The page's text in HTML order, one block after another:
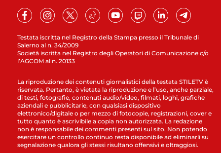
Testata iscritta nel Registro della Stampa presso il Tribunale di
Salerno al n. 34/2009
Società iscritta nel Registro degli Operatori di Comunicazione c/o
l’AGCOM al n. 20133
La riproduzione dei contenuti giornalistici della testata STILETV è
riservata. Pertanto, è vietata la riproduzione e l’uso, anche parziale,
di testi, fotografie, contenuti audio/video, filmati, loghi, grafiche
aziendali e pubblicitarie, con qualsiasi dispositivo
elettronico/digitale o per mezzo di fotocopie, registrazioni, cover e
tutto quanto è ascrivibile a copia non autorizzata. La redazione
non è responsabile dei commenti presenti sul sito. Non potendo
esercitare un controllo continuo resta disponibile ad eliminarli su
segnalazione qualora gli stessi risultano offensivi e oltraggiosi.